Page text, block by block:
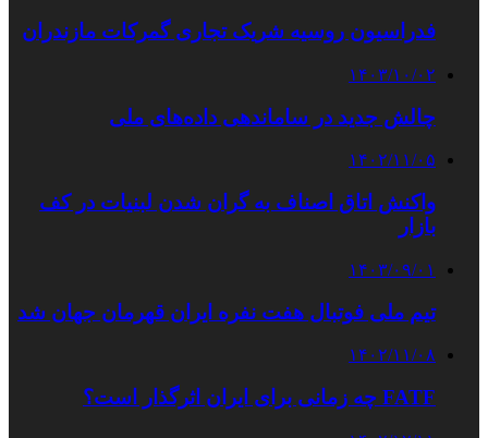
فدراسیون روسیه شریک تجاری گمرکات مازندران
۱۴۰۳/۱۰/۰۲
چالش جدید در ساماندهی داده‌های ملی
۱۴۰۲/۱۱/۰۵
واکنش اتاق اصناف به گران شدن لبنیات در کف
بازار
۱۴۰۳/۰۹/۰۱
تیم ملی فوتبال هفت نفره ایران قهرمان جهان شد
۱۴۰۲/۱۱/۰۸
FATF چه زمانی برای ایران اثرگذار است؟